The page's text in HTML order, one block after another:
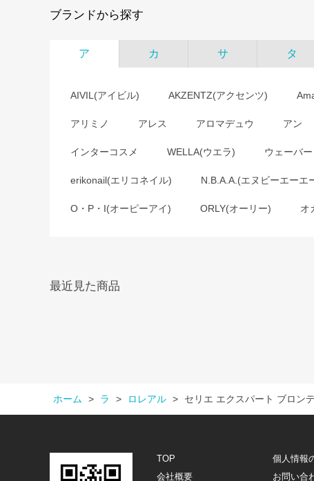
ブランドから探す
ア カ サ タ
AIVIL(アイビル) AKZENTZ(アクセンツ)
アリミノ アレス アロマデュウ アン
インターコスメ WELLA(ウエラ) ウェーバー
erikonail(エリコネイル) N.B.A.A.(エヌビーエーエ
O・P・I(オーピーアイ) ORLY(オーリー) オ
最近見た商品
ホーム > ラ > ロレアル > セリエ エクスパート ブロン
TOP
個人情報
会社概要
お問い合